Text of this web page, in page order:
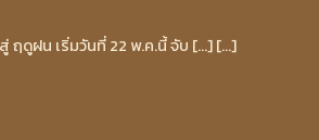
ฤดูฝน เริ่มวันที่ 22 พ.ค.นี้ จับ [...] [...]